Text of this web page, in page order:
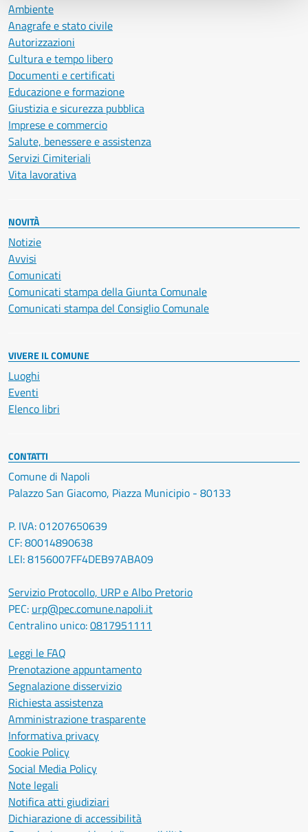
Ambiente
Anagrafe e stato civile
Autorizzazioni
Cultura e tempo libero
Documenti e certificati
Educazione e formazione
Giustizia e sicurezza pubblica
Imprese e commercio
Salute, benessere e assistenza
Servizi Cimiteriali
Vita lavorativa
NOVITÀ
Notizie
Avvisi
Comunicati
Comunicati stampa della Giunta Comunale
Comunicati stampa del Consiglio Comunale
VIVERE IL COMUNE
Luoghi
Eventi
Elenco libri
CONTATTI
Comune di Napoli
Palazzo San Giacomo, Piazza Municipio - 80133
P. IVA: 01207650639
CF: 80014890638
LEI: 8156007FF4DEB97ABA09
Servizio Protocollo, URP e Albo Pretorio
PEC: urp@pec.comune.napoli.it
Centralino unico:0817951111
Leggi le FAQ
Prenotazione appuntamento
Segnalazione disservizio
Richiesta assistenza
Amministrazione trasparente
Informativa privacy
Cookie Policy
Social Media Policy
Note legali
Notifica atti giudiziari
Dichiarazione di accessibilità